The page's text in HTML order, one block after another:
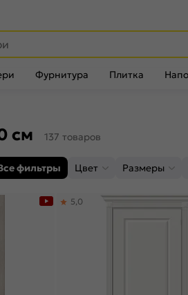
Фурнитура Плитка
см 137 товаров
фильтры Цвет Размеры
5,0